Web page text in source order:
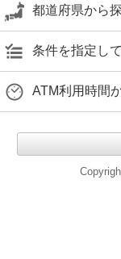
都道府県から
条件を指定し
ATM利用時間